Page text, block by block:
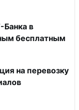
Банка в
бесплатным
на перевозку